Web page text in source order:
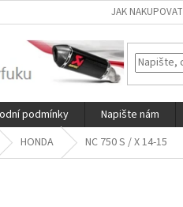
JAK NAKUPOVAT
podmínky Napište nám
HONDA NC 750 S / X 14-15